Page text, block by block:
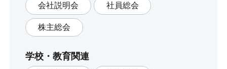
会社説明会 社員総会
株主総会
学校・教育関連